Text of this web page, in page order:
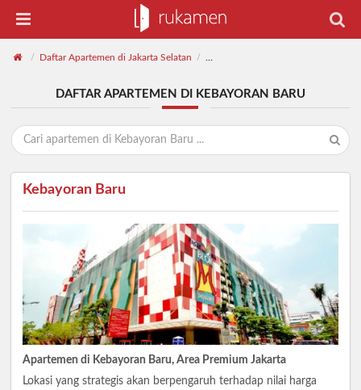
/ Daftar Apartemen di Jakarta Selatan /
DAFTAR APARTEMEN DI KEBAYORAN BARU
Kebayoran Baru
Apartemen di Kebayoran Baru, Area Premium Jakarta
Lokasi yang strategis akan berpengaruh terhadap nilai harga